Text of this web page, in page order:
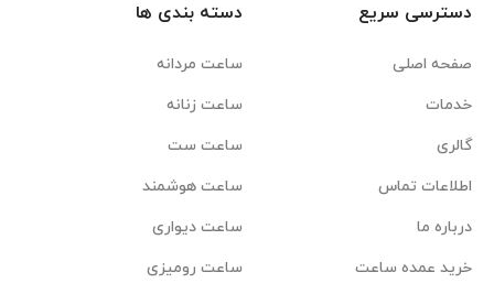
دسترسی سریع
صفحه اصلی
خدمات
گالری
اطلاعات تماس
درباره ما
خرید عمده ساعت
دسته بندی ها
ساعت مردانه
ساعت زنانه
ساعت ست
ساعت هوشمند
ساعت دیواری
ساعت رومیزی